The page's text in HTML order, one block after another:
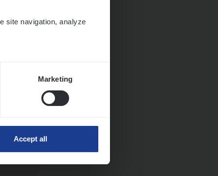
site navigation, analyze
Marketing
Accept all